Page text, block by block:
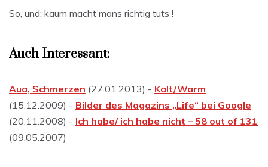
So, und: kaum macht mans richtig tuts !
Auch Interessant:
Aua, Schmerzen (27.01.2013) - Kalt/Warm
(15.12.2009) - Bilder des Magazins „Life“ bei Google
(20.11.2008) - Ich habe/ ich habe nicht – 58 out of 131
(09.05.2007)